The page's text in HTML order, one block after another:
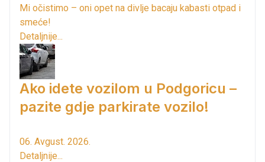
Mi očistimo – oni opet na divlje bacaju kabasti otpad i
smeće!
Detaljnije...
Ako idete vozilom u Podgoricu –
pazite gdje parkirate vozilo!
06. Avgust. 2026.
Detaljnije...